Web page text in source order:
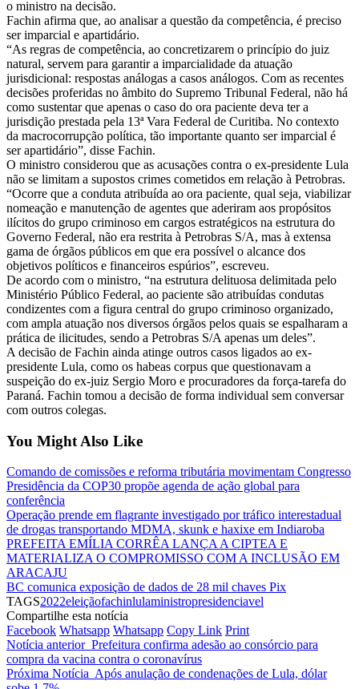
o ministro na decisão.
Fachin afirma que, ao analisar a questão da competência, é preciso
ser imparcial e apartidário.
“As regras de competência, ao concretizarem o princípio do juiz
natural, servem para garantir a imparcialidade da atuação
jurisdicional: respostas análogas a casos análogos. Com as recentes
decisões proferidas no âmbito do Supremo Tribunal Federal, não há
como sustentar que apenas o caso do ora paciente deva ter a
jurisdição prestada pela 13ª Vara Federal de Curitiba. No contexto
da macrocorrupção política, tão importante quanto ser imparcial é
ser apartidário”, disse Fachin.
O ministro considerou que as acusações contra o ex-presidente Lula
não se limitam a supostos crimes cometidos em relação à Petrobras.
“Ocorre que a conduta atribuída ao ora paciente, qual seja, viabilizar
nomeação e manutenção de agentes que aderiram aos propósitos
ilícitos do grupo criminoso em cargos estratégicos na estrutura do
Governo Federal, não era restrita à Petrobras S/A, mas à extensa
gama de órgãos públicos em que era possível o alcance dos
objetivos políticos e financeiros espúrios”, escreveu.
De acordo com o ministro, “na estrutura delituosa delimitada pelo
Ministério Público Federal, ao paciente são atribuídas condutas
condizentes com a figura central do grupo criminoso organizado,
com ampla atuação nos diversos órgãos pelos quais se espalharam a
prática de ilicitudes, sendo a Petrobras S/A apenas um deles”.
A decisão de Fachin ainda atinge outros casos ligados ao ex-
presidente Lula, como os habeas corpus que questionavam a
suspeição do ex-juiz Sergio Moro e procuradores da força-tarefa do
Paraná. Fachin tomou a decisão de forma individual sem conversar
com outros colegas.
You Might Also Like
Comando de comissões e reforma tributária movimentam Congresso
Presidência da COP30 propõe agenda de ação global para
conferência
Operação prende em flagrante investigado por tráfico interestadual
de drogas transportando MDMA, skunk e haxixe em Indiaroba
PREFEITA EMÍLIA CORRÊA LANÇA A CIPTEA E
MATERIALIZA O COMPROMISSO COM A INCLUSÃO EM
ARACAJU
BC comunica exposição de dados de 28 mil chaves Pix
TAGS2022eleiçãofachinlulaministropresidenciavel
Compartilhe esta notícia
Facebook Whatsapp Whatsapp Copy Link Print
Notícia anterior Prefeitura confirma adesão ao consórcio para
compra da vacina contra o coronavírus
Próxima Notícia Após anulação de condenações de Lula, dólar